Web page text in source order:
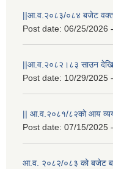
||आ.व.२०८३/०८४ बजेट
Post date: 06/25/2026
||आ.व.२०८२।८३ साउन
Post date: 10/29/2025
|| आ.व.२०८१/८२को आय
Post date: 07/15/2025
आ.व. २०८२/०८३ को बजेट